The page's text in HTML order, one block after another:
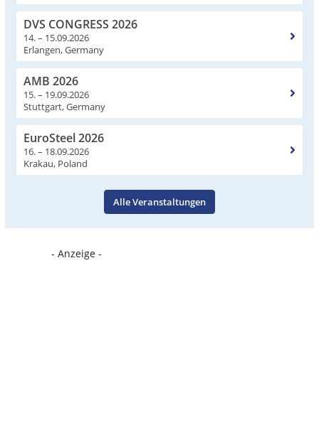
DVS CONGRESS 2026
14. – 15.09.2026
Erlangen, Germany
AMB 2026
15. – 19.09.2026
Stuttgart, Germany
EuroSteel 2026
16. – 18.09.2026
Krakau, Poland
Alle Veranstaltungen
- Anzeige -